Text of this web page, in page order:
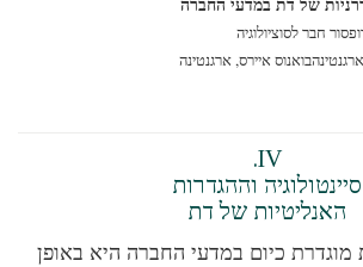
לסוציולוגיה
בואנוס איירס, ארגנטינה
וההגדרות
של דת
כיום במדעי החברה היא באופן